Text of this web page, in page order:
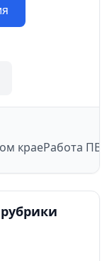
краеРабота